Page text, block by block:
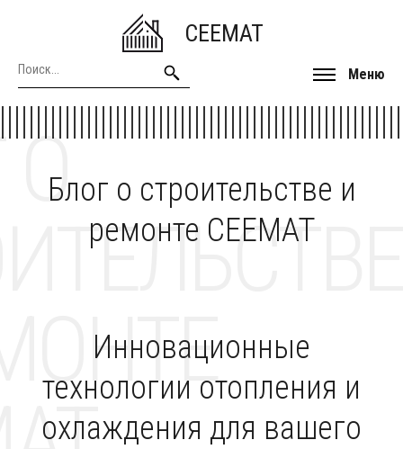
CEEMAT
Меню
Блог о строительстве и
ремонте CEEMAT
О
Инновационные
технологии отопления и
охлаждения для вашего